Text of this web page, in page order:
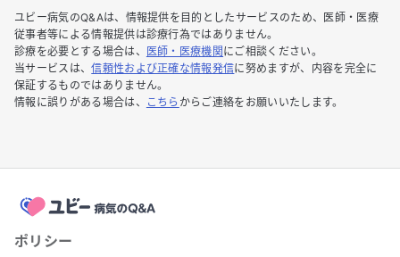
ユビー病気のQ&Aは、情報提供を目的としたサービスのため、医師・医療
従事者等による情報提供は診療行為ではありません。
診療を必要とする場合は、
医師・医療機関 にご相談ください。
当サービスは、信頼性および正確な情報発信に努めますが、内容を完全に
保証するものではありません。
情報に誤りがある場合は、
こちら からご連絡をお願いいたします。
ポリシー